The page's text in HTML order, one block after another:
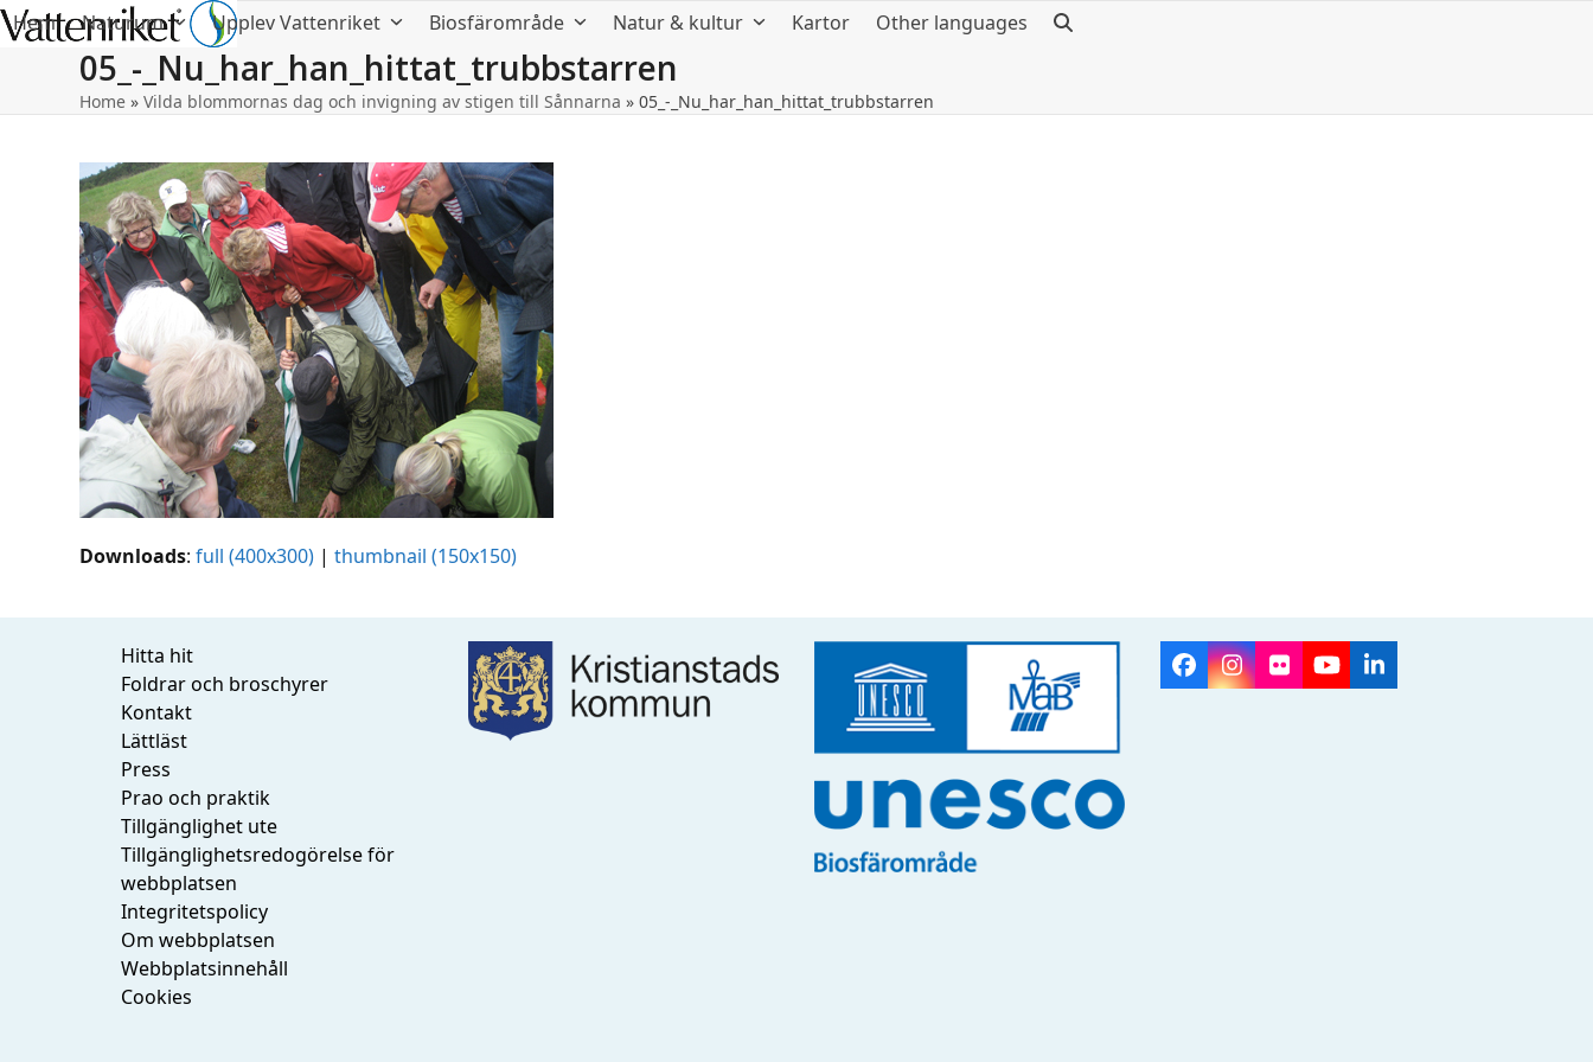
Hem Naturum Upplev Vattenriket Biosfärområde Natur & kultur Kartor Other languages
05_-_Nu_har_han_hittat_trubbstarren
Home »Vilda blommornas dag och invigning av stigen till Sånnarna »05_-_Nu_har_han_hittat_trubbstarren
Downloads:full (400x300) |thumbnail (150x150)
Hitta hit
Foldrar och broschyrer
Kontakt
Lättläst
Press
Prao och praktik
Tillgänglighet ute
Tillgänglighetsredogörelse för
webbplatsen
Integritetspolicy
Om webbplatsen
Webbplatsinnehåll
Cookies
Facebook
Instagram
FlickrYouTubeLinkedIn